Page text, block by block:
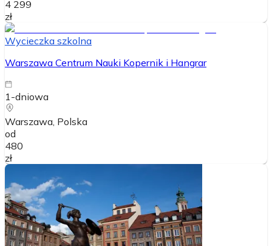
4 299
zł
Wycieczka szkolna
Warszawa Centrum Nauki Kopernik i Hangrar
1-dniowa
Warszawa, Polska
od
480
zł